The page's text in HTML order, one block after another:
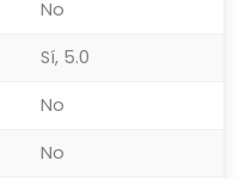
No
Sí, 5.0
No
No